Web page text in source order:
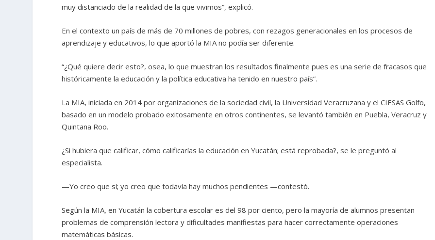
muy distanciado de la realidad de la que vivimos”, explicó.
En el contexto un país de más de 70 millones de pobres, con rezagos generacionales en los procesos de
aprendizaje y educativos, lo que aportó la MIA no podía ser diferente.
“¿Qué quiere decir esto?, osea, lo que muestran los resultados finalmente pues es una serie de fracasos que
históricamente la educación y la política educativa ha tenido en nuestro país”.
La MIA, iniciada en 2014 por organizaciones de la sociedad civil, la Universidad Veracruzana y el CIESAS Golfo,
basado en un modelo probado exitosamente en otros continentes, se levantó también en Puebla, Veracruz y
Quintana Roo.
¿Si hubiera que calificar, cómo calificarías la educación en Yucatán; está reprobada?, se le preguntó al
especialista.
—Yo creo que sí; yo creo que todavía hay muchos pendientes —contestó.
Según la MIA, en Yucatán la cobertura escolar es del 98 por ciento, pero la mayoría de alumnos presentan
problemas de comprensión lectora y dificultades manifiestas para hacer correctamente operaciones
matemáticas básicas.